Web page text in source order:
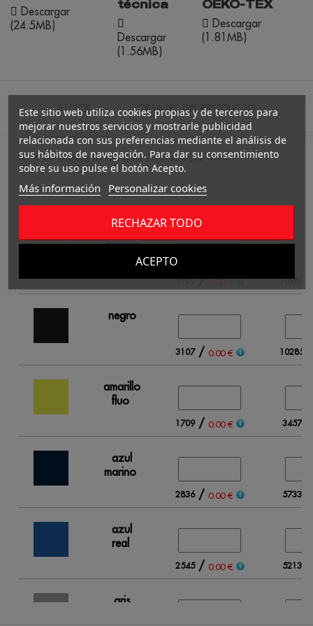
Descargar
(24.5MB)
técnica
Descargar
(1.56MB)
OEKO-TEX
Descargar
(1.81MB)
STOCK DETALLES DEL PRODUCTO
Fill in the quantity for the Color / Tamaño you want.
blanco
5129/0.00 € 10983
negro
3107/ 0.00 € 10285
amarillo
fluo
1709/ 0.00 € 3457
azul
marino
2836/ 0.00 € 5733
azul
real
2545/ 0.00 € 5213
gris
Este sitio web utiliza cookies propias y de terceros para
mejorar nuestros servicios y mostrarle publicidad
relacionada con sus preferencias mediante el análisis de
sus hábitos de navegación. Para dar su consentimiento
sobre su uso pulse el botón Acepto.
Más información Personalizar cookies
RECHAZAR TODO
ACEPTO